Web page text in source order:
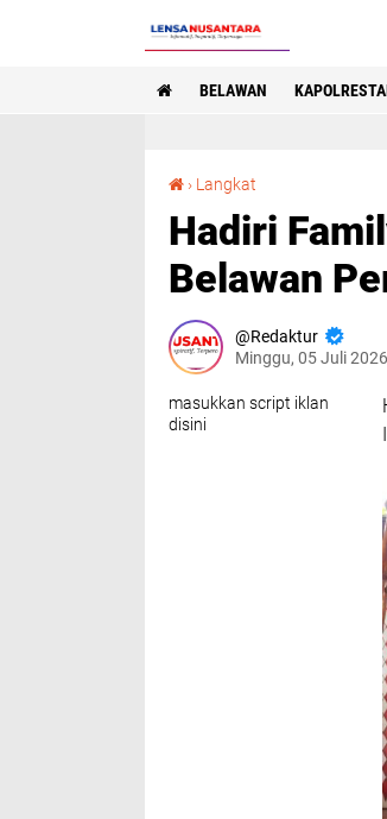
BELAWAN
› Langkat
Hadiri
Belawan
Redaktur
Minggu, 05 Juli
masukkan script iklan
disini